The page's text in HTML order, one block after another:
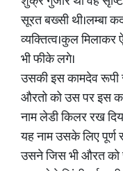
सूरत बख्सी थी।लम्बा
व्यक्तित्व।कुल मिलाकर
भी फीके लगे।
उसकी इस कामदेव रूपी
औरतो को उस पर इस
नाम लेडी किलर रख
यह नाम उसके लिए
उसने जिस भी औरत को